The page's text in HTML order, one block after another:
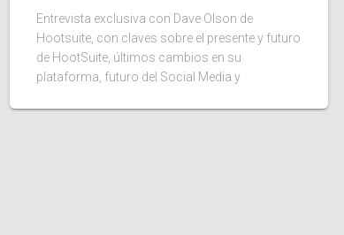
Entrevista exclusiva con Dave Olson de
Hootsuite, con claves sobre el presente y futuro
de HootSuite, últimos cambios en su
plataforma, futuro del Social Media y